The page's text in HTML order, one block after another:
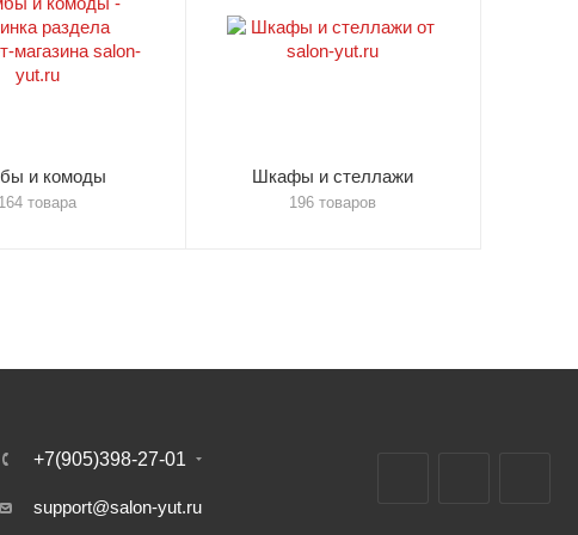
и комоды
164 товара
Шкафы и стеллажи
196 товаров
+7(905)398-27-01
support@salon-yut.ru